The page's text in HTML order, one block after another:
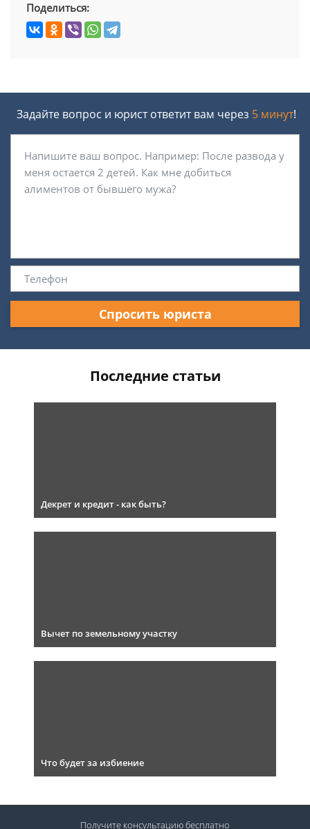
Поделиться:
Задайте вопрос и юрист ответит вам через 5 минут!
Спросить юриста
Последние статьи
Декрет и кредит - как быть?
Вычет по земельному участку
Что будет за избиение
Получите консультациюбесплатно